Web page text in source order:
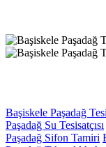
Başiskele Paşadağ
Paşadağ Su Tesisatçısı
Paşadağ Sifon Tamiri